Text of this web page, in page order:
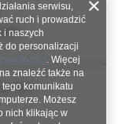
VAT).
serwisu,
ruch i prowadzić
i naszych
do personalizacji
. Więcej
znaleźć także na
tego komunikatu
Możesz
nich klikając w